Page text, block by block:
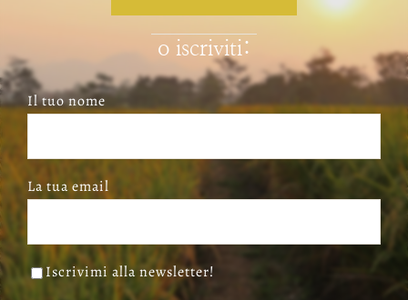
o iscriviti:
Il tuo nome
La tua email
Iscrivimi alla newsletter!